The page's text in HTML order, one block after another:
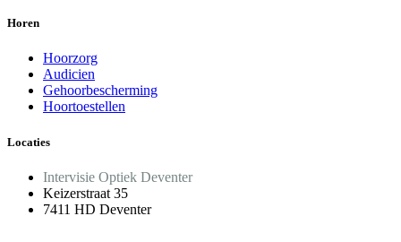
Horen
Hoorzorg
Audicien
Gehoorbescherming
Hoortoestellen
Locaties
Intervisie Optiek Deventer
Keizerstraat 35
7411 HD Deventer